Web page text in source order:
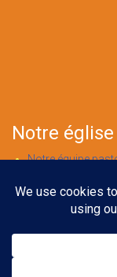
Notre église
Notre équipe
Notre foi